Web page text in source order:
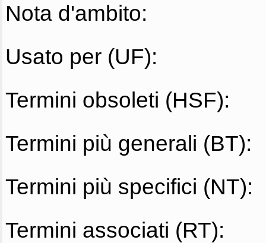
Nota d'ambito:
Usato per (UF):
Termini obsoleti (HSF):
Termini più generali (BT):
Termini più specifici (NT):
Termini associati (RT):